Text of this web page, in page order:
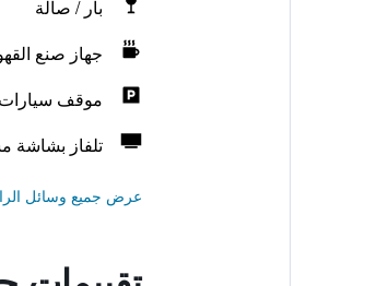
بار / صالة
جهاز صنع
موقف
تلفاز
عرض جميع وسائل